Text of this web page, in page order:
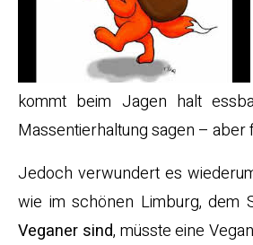
kommt beim Jagen halt
Massentierhaltung sagen –
Jedoch verwundert es
wie im schönen Limburg, dem
Veganer sind, müsste eine